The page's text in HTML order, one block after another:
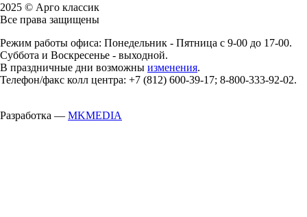
2025 © Арго классик
Все права защищены
Режим работы офиса: Понедельник - Пятница с 9-00 до 17-00.
Суббота и Воскресенье - выходной.
В праздничные дни возможны изменения.
Телефон/факс колл центра: +7 (812) 600-39-17; 8-800-333-92-02.
Разработка — MKMEDIA